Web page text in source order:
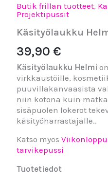
Butik frillan tuotteet,
Projektipussit
Käsityölaukku
39,90€
Käsityölaukku Helmi
virkkaustöille,
puuvillakanvaasista
niin kotona kuin
sisäpuolen lokerot
käsityöharrastajalle..
Katso myös
tarvikepussi
Tuotetiedot
määrä